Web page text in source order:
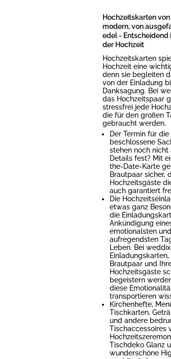
Hochzeitskarten
modern, von
edel - Entscheidend
der Hochzeit
Hochzeitskarten
Hochzeit eine
denn sie begleiten
von der Einladung
Danksagung. Bei
das Hochzeitspaar
stressfrei jede
die für den großen
gebraucht werden.
Der Termin für
beschlossene
stehen noch nicht
Details fest? Mit
the-Date-Karte
Brautpaar sicher,
Hochzeitsgäste
auch garantiert
Die
etwas ganz
die
Ankündigung
emotionalsten und
aufregendsten
Leben. Bei
Brautpaar und
Hochzeitsgäste
begeistern
diese
transportieren
Kirchenhefte,
Tischkarten,
und andere
Tischaccessoires
Tischdeko Glanz
wunderschöne